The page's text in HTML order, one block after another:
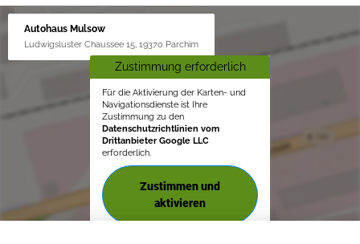
Autohaus Mulsow
Ludwigsluster Chaussee 15, 19370 Parchim
Zustimmung erforderlich
Für die Aktivierung der Karten- und
Navigationsdienste ist Ihre
Zustimmung zu den
Datenschutzrichtlinien vom
Drittanbieter Google LLC
erforderlich.
Zustimmen und
aktivieren